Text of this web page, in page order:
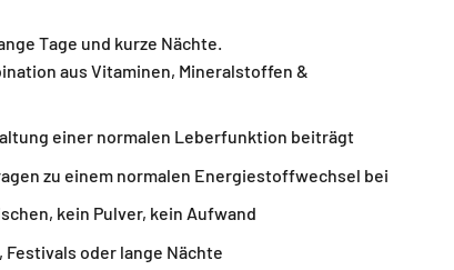
Tage und kurze Nächte.
aus Vitaminen, Mineralstoffen &
einer normalen Leberfunktion beiträgt
zu einem normalen Energiestoffwechsel bei
kein Pulver, kein Aufwand
oder lange Nächte